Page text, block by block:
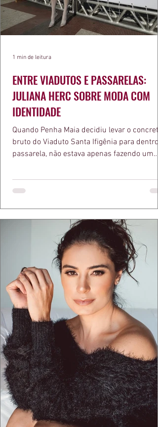
ENTRE VIADUTOS E PASSARELAS:
JULIANA HERC SOBRE MODA COM
IDENTIDADE
Quando Penha Maia decidiu levar o concreto
bruto do Viaduto Santa Ifigênia para dentro
passarela, não estava apenas fazendo um
a apresentadora e influenciadora Juliana
defende há tempos, o de que moda
estruturas geométricas, volumes
aquele concreto aparente típico da
arquitetura paulistana em peças de vestir,
1 min de leitura